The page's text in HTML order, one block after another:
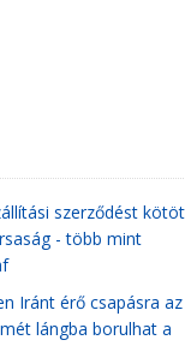
szerződést
- több mint
Iránt érő csapásra az
lángba borulhat a